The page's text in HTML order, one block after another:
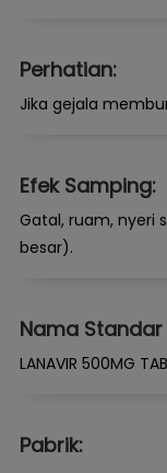
Perhatian:
Jika gejala
Efek Samping:
Gatal, ruam, nyeri
besar).
Nama Standar
LANAVIR 500MG
Pabrik: